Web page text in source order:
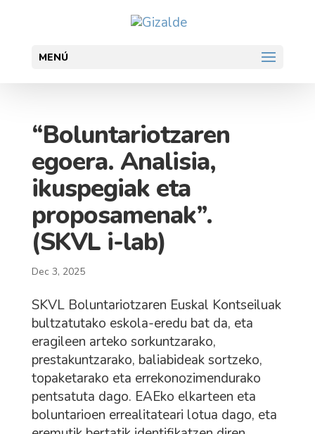
MENÚ
“Boluntariotzaren
egoera. Analisia,
ikuspegiak eta
proposamenak”.
(SKVL i-lab)
Dec 3, 2025
SKVL Boluntariotzaren Euskal Kontseiluak
bultzatutako eskola-eredu bat da, eta
eragileen arteko sorkuntzarako,
prestakuntzarako, baliabideak sortzeko,
topaketarako eta errekonozimendurako
pentsatuta dago. EAEko elkarteen eta
boluntarioen errealitateari lotua dago, eta